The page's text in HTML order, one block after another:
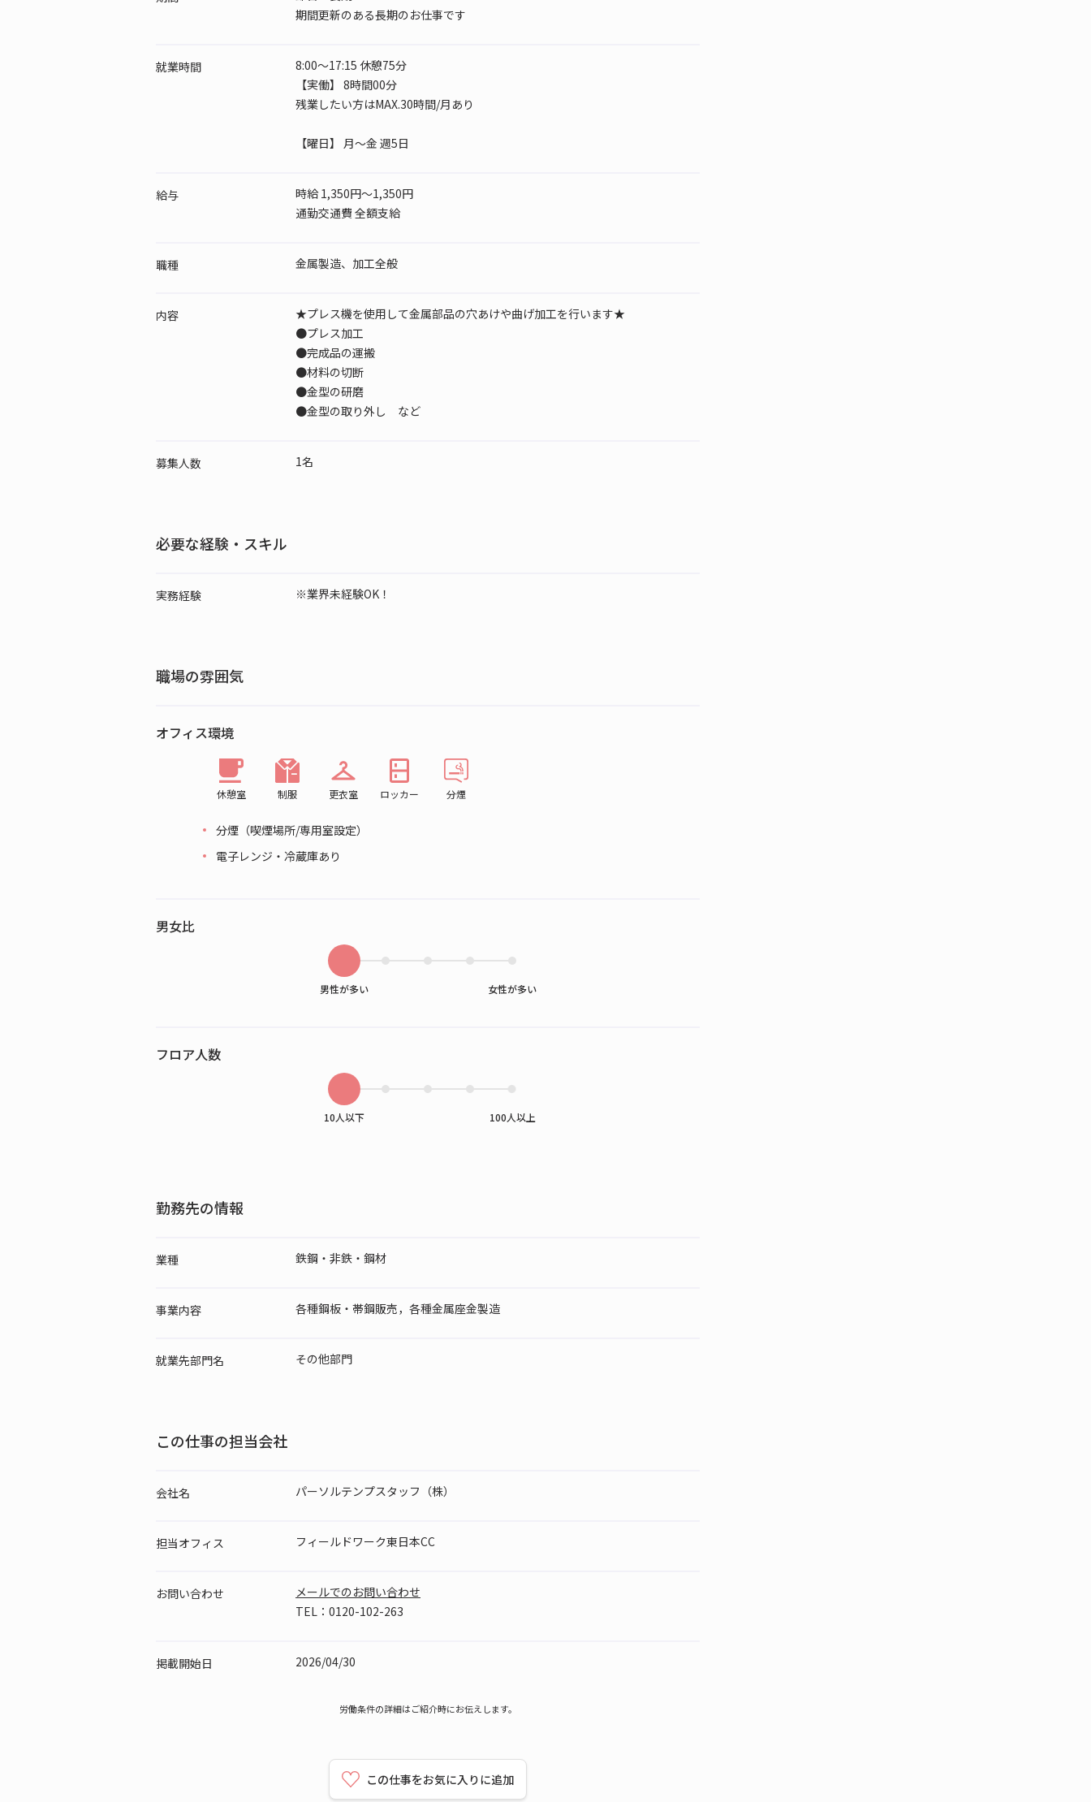
期間更新のある長期のお仕事です
就業時間
8:00～17:15 休憩75分
【実働】 8時間00分
残業したい方はMAX.30時間/月あり
【曜日】 月～金 週5日
給与
時給 1,350円～1,350円
通勤交通費 全額支給
職種 金属製造、加工全般
内容
★プレス機を使用して金属部品の穴あけや曲げ加工を行います★
●プレス加工
●完成品の運搬
●材料の切断
●金型の研磨
●金型の取り外し など
募集人数 1名
必要な経験・スキル
実務経験 ※業界未経験OK！
職場の雰囲気
オフィス環境
休憩室 制服 更衣室 ロッカー 分煙
分煙（喫煙場所/専用室設定）
電子レンジ・冷蔵庫あり
男女比
男性が多い 女性が多い
フロア人数
10人以下 100人以上
勤務先の情報
業種 鉄鋼・非鉄・鋼材
事業内容 各種鋼板・帯鋼販売，各種金属座金製造
就業先部門名 その他部門
この仕事の担当会社
会社名 パーソルテンプスタッフ（株）
担当オフィス フィールドワーク東日本CC
お問い合わせ
メールでのお問い合わせ
TEL：0120-102-263
掲載開始日 2026/04/30
労働条件の詳細はご紹介時にお伝えします。
この仕事をお気に入りに追加